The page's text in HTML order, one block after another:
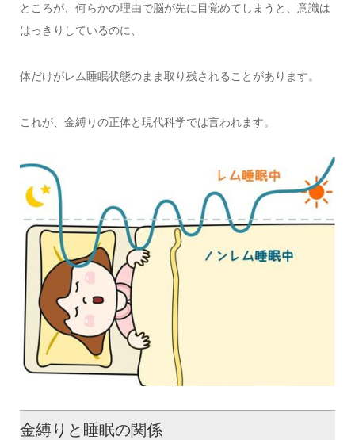
ところが、何らかの理由で脳が先に目覚めてしまうと、意識は
はっきりしているのに、
体だけがレム睡眠状態のまま取り残されることがあります。
これが、金縛りの正体と現代科学では言われます。
金縛りと睡眠の関係